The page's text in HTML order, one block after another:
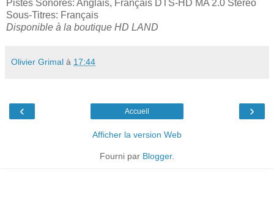
Pistes Sonores: Anglais, Français DTS-HD MA 2.0 Stéréo
Sous-Titres: Français
Disponible à la boutique HD LAND
Olivier Grimal à 17:44
‹ ›
Accueil
Afficher la version Web
Fourni par Blogger.